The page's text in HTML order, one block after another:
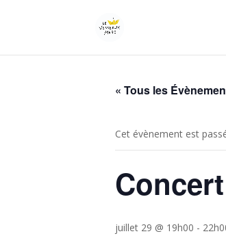
« Tous les
Cet évènement est
juillet 29 @ 19h00 -